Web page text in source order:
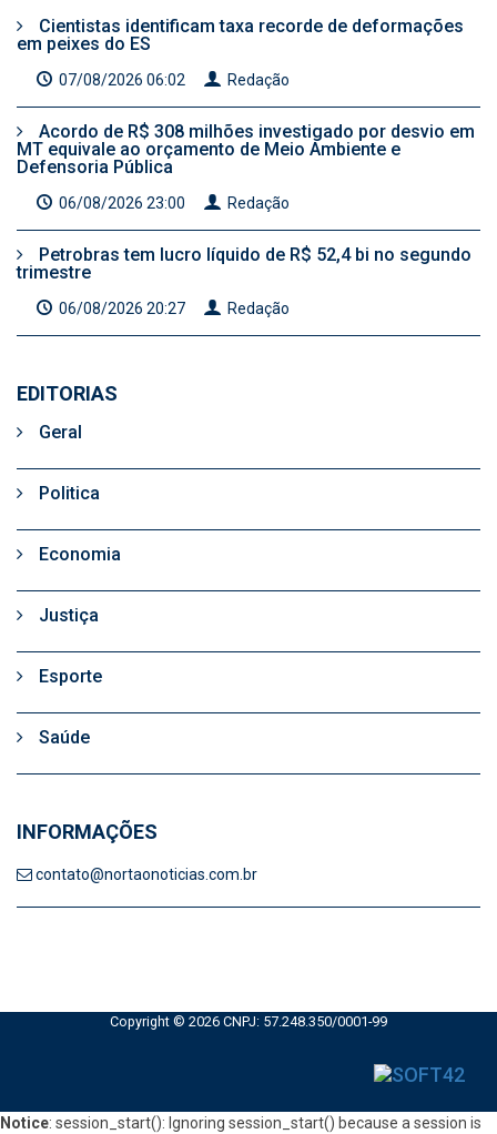
Cientistas identificam taxa recorde de deformações
em peixes do ES
07/08/2026 06:02 Redação
Acordo de R$ 308 milhões investigado por desvio em
MT equivale ao orçamento de Meio Ambiente e
Defensoria Pública
06/08/2026 23:00 Redação
Petrobras tem lucro líquido de R$ 52,4 bi no segundo
trimestre
06/08/2026 20:27 Redação
EDITORIAS
Geral
Politica
Economia
Justiça
Esporte
Saúde
INFORMAÇÕES
contato@nortaonoticias.com.br
Copyright © 2026 CNPJ: 57.248.350/0001-99
Notice: session_start(): Ignoring session_start() because a session is